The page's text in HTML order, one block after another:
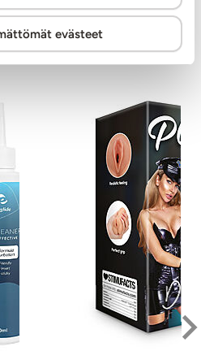
evästeet
ostivat
S-